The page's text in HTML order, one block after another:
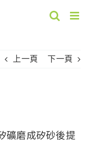
上一頁 下一頁
礦磨成矽砂後提